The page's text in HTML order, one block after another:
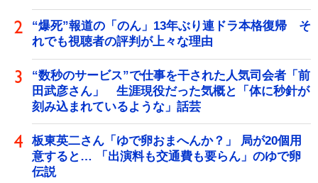
“爆死”報道の「のん」13年ぶり連ドラ本格復帰 そ
れでも視聴者の評判が上々な理由
“数秒のサービス”で仕事を干された人気司会者「前
田武彦さん」 生涯現役だった気概と「体に秒針が
刻み込まれているような」話芸
板東英二さん「ゆで卵おまへんか？」 局が20個用
意すると… 「出演料も交通費も要らん」のゆで卵
伝説